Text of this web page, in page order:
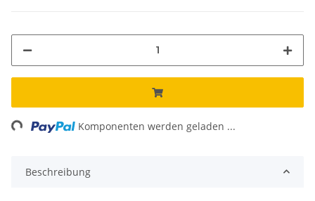
Loading... Komponenten werden geladen ...
Beschreibung